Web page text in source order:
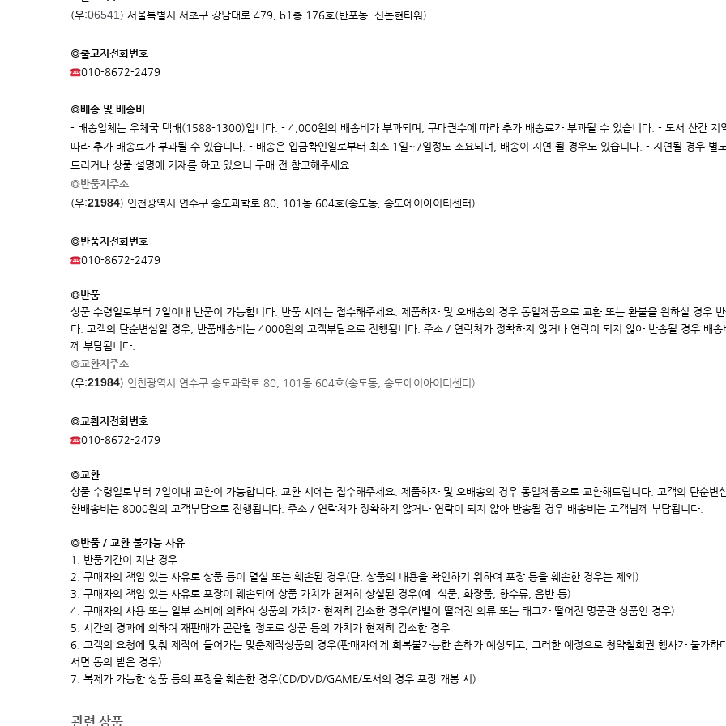
(우:06541 ) 서울특별시 서초구 강남대로 479, b1층 176호(반포동, 신논현타워)
◎출고지전화번호
010-8672-2479
◎배송 및 배송비
- 배송업체는 우체국 택배(1588-1300)입니다. - 4,000원의 배송비가 부과되며, 구매권수에 따라 추가 배송료가 부과될 수 있습니다. - 도서 산간 지
따라 추가 배송료가 부과될 수 있습니다. - 배송은 입금확인일로부터 최소 1일~7일정도 소요되며, 배송이 지연 될 경우도 있습니다. - 지연될 경우 별
드리거나 상품 설명에 기재를 하고 있으니 구매 전 참고해주세요.
◎반품지주소
(우:21984) 인천광역시 연수구 송도과학로 80, 101동 604호(송도동, 송도에이아이 티센터)
◎반품지전화번호
010-8672-2479
◎반품
상품 수령일로부터 7일이내 반품이 가능합니다. 반품 시에는 접수해주세요. 제품하자 및 오배송의 경우 동일제품으로 교환 또는 환불을 원하실 경우 반
다. 고객의 단순변심일 경우, 반품배송비는 4000원의 고객부담으로 진행됩니다. 주소 / 연락처가 정확하지 않거나 연락이 되지 않아 반송될 경우 배송
께 부담됩니다.
◎교환지주소
(우:21984) 인천광역시 연수구 송도과학로 80, 101동 604호(송도동, 송도에이아이 티센터)
◎교환지전화번호
010-8672-2479
◎교환
상품 수령일로부터 7일이내 교환이 가능합니다. 교환 시에는 접수해주세요. 제품하자 및 오배송의 경우 동일제품으로 교환해드립니다. 고객의 단순변
환배송비는 8000원의 고객부담으로 진행됩니다. 주소 / 연락처가 정확하지 않거나 연락이 되지 않아 반송될 경우 배송비는 고객님께 부담됩니다.
◎반품 / 교환 불가능 사유
1. 반품기간이 지난 경우
2. 구매자의 책임 있는 사유로 상품 등이 멸실 또는 훼손된 경우(단, 상품의 내용을 확인하기 위하여 포장 등을 훼손한 경우는 제외)
3. 구매자의 책임 있는 사유로 포장이 훼손되어 상품 가치가 현저히 상실된 경우(예: 식품, 화장품, 향수류, 음반 등)
4. 구매자의 사용 또는 일부 소비에 의하여 상품의 가치가 현저히 감소한 경우(라벨이 떨어진 의류 또는 태그가 떨어진 명품관 상품인 경우)
5. 시간의 경과에 의하여 재판매가 곤란할 정도로 상품 등의 가치가 현저히 감소한 경우
6. 고객의 요청에 맞춰 제작에 들어가는 맞춤제작상품의 경우(판매자에게 회복불가능한 손해가 예상되고, 그러한 예정으로 청약철회권 행사가 불가하
서면 동의 받은 경우)
7. 복제가 가능한 상품 등의 포장을 훼손한 경우(CD/DVD/GAME/도서의 경우 포장 개봉 시)
관련 상품